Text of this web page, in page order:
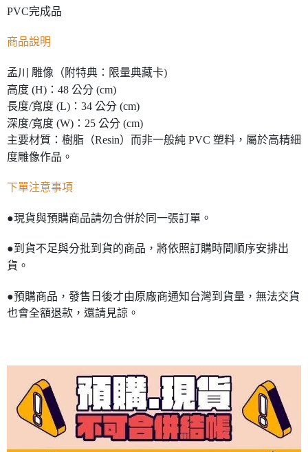
PVC完成品
商品說明
孟川 雕像（附特典：限量典藏卡)
高度 (H)：48 公分 (cm)
長度/寬度 (L)：34 公分 (cm)
深度/寬度 (W)：25 公分 (cm)
主要材質：樹脂（Resin）而非一般純 PVC 塑料，屬於高精細
度雕像作品。
下單注意事項
●現貨與預購商品請勿合併於同一張訂單。
●到貨不足與分批到貨的商品，將依照訂購時間順序安排出
貨。
●預購商品，發售日後才由原廠商通知台灣到貨量，無法交貨
也會全額退款，還請見諒。